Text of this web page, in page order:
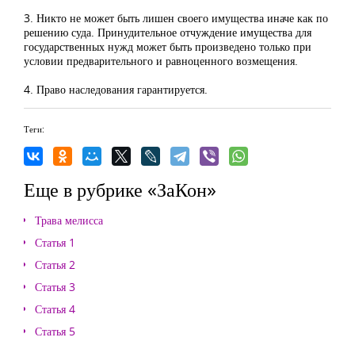
3. Никто не может быть лишен своего имущества иначе как по
решению суда. Принудительное отчуждение имущества для
государственных нужд может быть произведено только при
условии предварительного и равноценного возмещения.
4. Право наследования гарантируется.
Теги:
Еще в рубрике «ЗаКон»
Трава мелисса
Статья 1
Статья 2
Статья 3
Статья 4
Статья 5